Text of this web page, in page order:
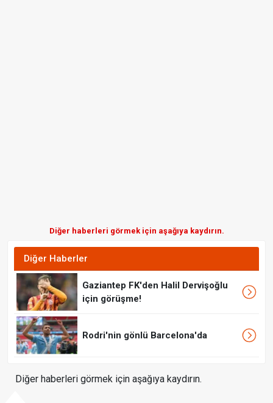
Diğer haberleri görmek için aşağıya kaydırın.
Diğer Haberler
Gaziantep FK'den Halil Dervişoğlu
için görüşme!
Rodri'nin gönlü Barcelona'da
Diğer haberleri görmek için aşağıya kaydırın.